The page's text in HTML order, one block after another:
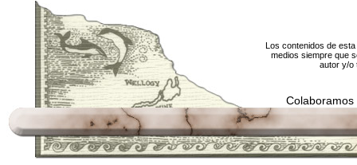
Los contenidos de
medios siempre que
autor y/o